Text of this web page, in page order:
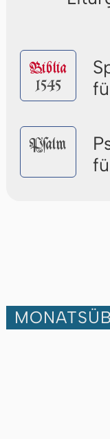
Biblia
1545
Pſalm